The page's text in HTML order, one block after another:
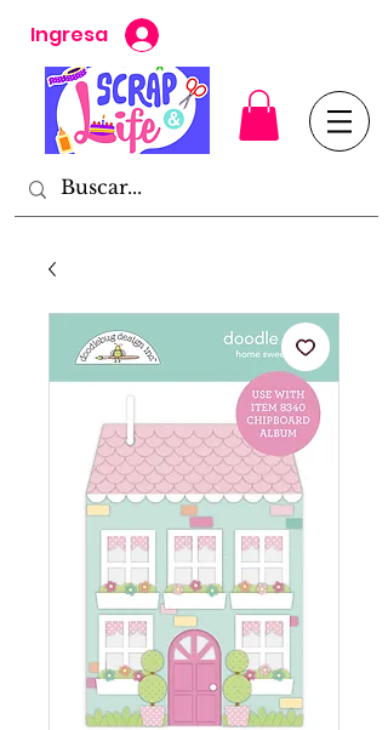
Ingresa